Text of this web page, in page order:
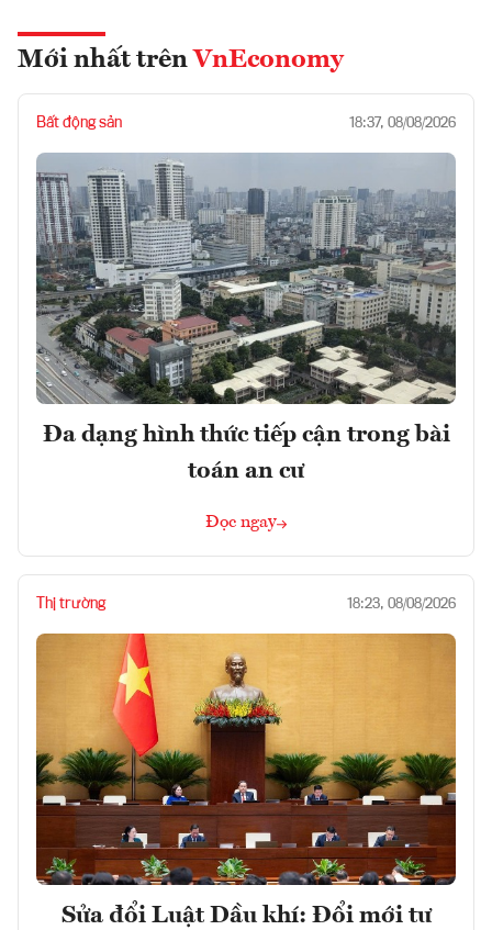
Mới nhất trên VnEconomy
Bất động sản 18:37, 08/08/2026
Đa dạng hình thức tiếp cận trong bài
toán an cư
Đọc ngay
Thị trường 18:23, 08/08/2026
Sửa đổi Luật Dầu khí: Đổi mới tư